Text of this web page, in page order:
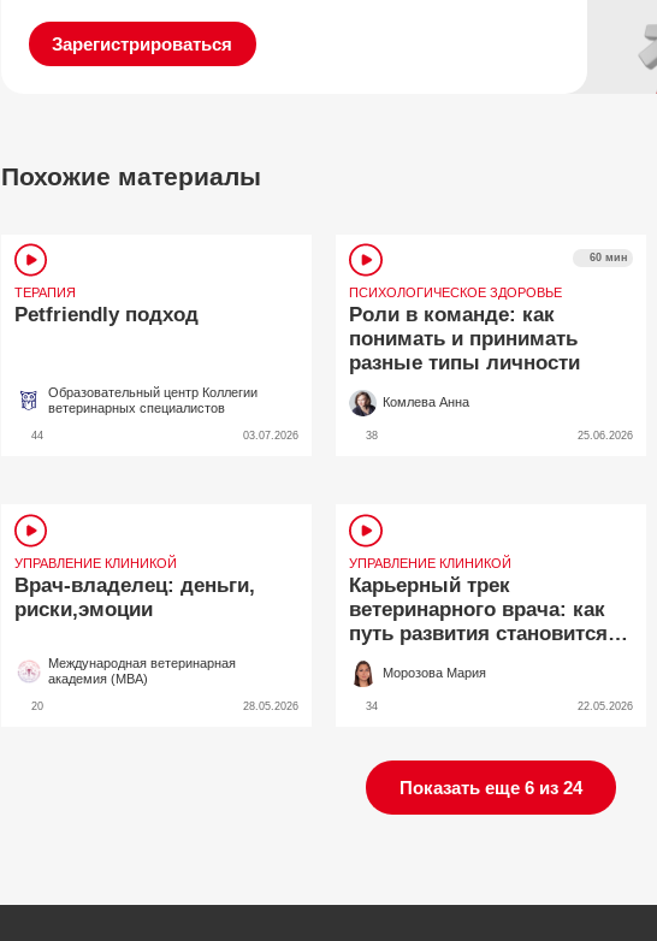
Зарегистрироваться
Похожие материалы
ТЕРАПИЯ
Petfriendly подход
Образовательный центр Коллегии
ветеринарных специалистов
44 03.07.2026
ПСИХОЛОГИЧЕСКОЕ ЗДОРОВЬЕ
60 мин
Роли в команде: как
понимать и принимать
разные типы личности
Комлева Аннa
38 25.06.2026
УПРАВЛЕНИЕ КЛИНИКОЙ
Врач-владелец: деньги,
риски,эмоции
Международная ветеринарная
академия (МВА)
20 28.05.2026
УПРАВЛЕНИЕ КЛИНИКОЙ
Карьерный трек
ветеринарного врача: как
путь развития становится
точкой опоры
Морозова Мария
34 22.05.2026
Показать еще 6 из 24